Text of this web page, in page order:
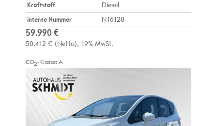
Kraftstoff
Diesel
interne Nummer
N16128
59.990 €
50.412 € (Netto) 19% MwSt.
CO2-Klasse: A